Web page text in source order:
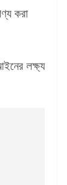
করা
লক্ষ্য